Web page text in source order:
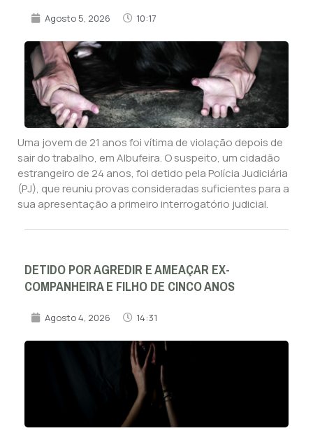
Agosto 5, 2026 10:17
Uma jovem de 21 anos foi vítima de violação depois de
sair do trabalho, em Albufeira. O suspeito, um cidadão
estrangeiro de 24 anos, foi detido pela Polícia Judiciária
(PJ), que reuniu provas consideradas suficientes para a
sua apresentação a primeiro interrogatório judicial.
DETIDO POR AGREDIR E AMEAÇAR EX-
COMPANHEIRA E FILHO DE CINCO ANOS
Agosto 4, 2026 14:31